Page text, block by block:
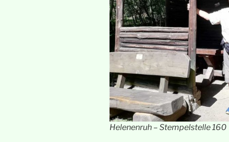
Helenenruh – Stempelstelle 160